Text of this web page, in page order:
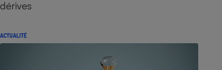
dérives
ACTUALITÉ